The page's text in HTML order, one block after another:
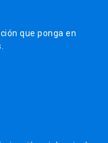
que ponga en